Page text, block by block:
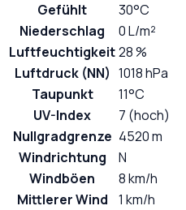
Gefühlt
30°C
Niederschlag
0 L/m²
Luftfeuchtigkeit28 %
Luftdruck (NN) 1018 hPa
Taupunkt
11°C
UV-Index
7 (hoch)
Nullgradgrenze 4520 m
Windrichtung
N
Windböen
8 km/h
Mittlerer Wind
1 km/h